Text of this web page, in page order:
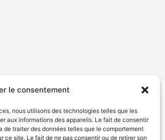
le consentement
nous utilisons des technologies telles que les
aux informations des appareils. Le fait de consentir
de traiter des données telles que le comportement
ce site. Le fait de ne pas consentir ou de retirer son
Politique de confidentialité